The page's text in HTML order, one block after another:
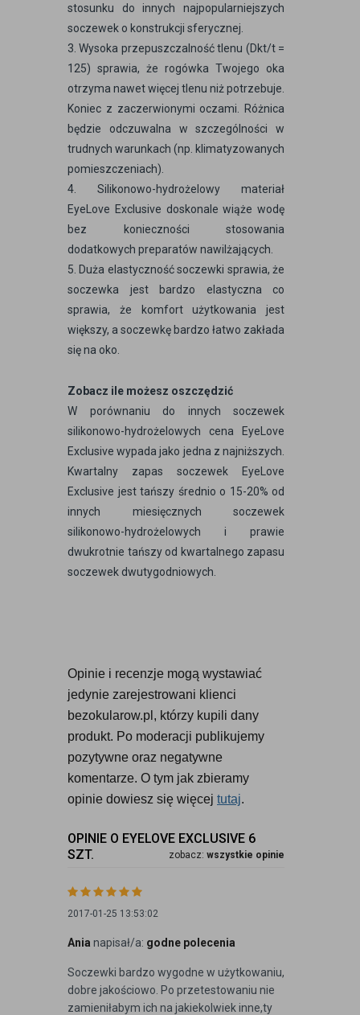
stosunku do innych najpopularniejszych
soczewek o konstrukcji sferycznej.
3. Wysoka przepuszczalność tlenu (Dkt/t =
125) sprawia, że rogówka Twojego oka
otrzyma nawet więcej tlenu niż potrzebuje.
Koniec z zaczerwionymi oczami. Różnica
będzie odczuwalna w szczególności w
trudnych warunkach (np. klimatyzowanych
pomieszczeniach).
4. Silikonowo-hydrożelowy materiał
EyeLove Exclusive doskonale wiąże wodę
bez konieczności stosowania
dodatkowych preparatów nawilżających.
5. Duża elastyczność soczewki sprawia, że
soczewka jest bardzo elastyczna co
sprawia, że komfort użytkowania jest
większy, a soczewkę bardzo łatwo zakłada
się na oko.
Zobacz ile możesz oszczędzić
W porównaniu do innych soczewek
silikonowo-hydrożelowych cena EyeLove
Exclusive wypada jako jedna z najniższych.
Kwartalny zapas soczewek EyeLove
Exclusive jest tańszy średnio o 15-20% od
innych miesięcznych soczewek
silikonowo-hydrożelowych i prawie
dwukrotnie tańszy od kwartalnego zapasu
soczewek dwutygodniowych.
Opinie i recenzje mogą wystawiać
jedynie zarejestrowani klienci
bezokularow.pl, którzy kupili dany
produkt. Po moderacji publikujemy
pozytywne oraz negatywne
komentarze. O tym jak zbieramy
opinie dowiesz się więcej tutaj.
OPINIE O EYELOVE EXCLUSIVE 6
SZT.
zobacz: wszystkie opinie
2017-01-25 13:53:02
Ania napisał/a: godne polecenia
Soczewki bardzo wygodne w użytkowaniu,
dobre jakościowo. Po przetestowaniu nie
zamieniłabym ich na jakiekolwiek inne,ty